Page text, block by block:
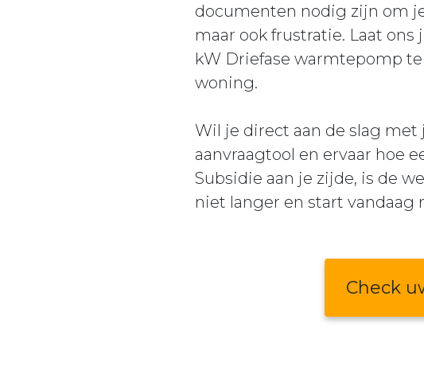
documenten nodig zijn om
maar ook frustratie. Laat
kW Driefase warmtepomp
woning.
Wil je direct aan de slag
aanvraagtool en ervaar hoe
Subsidie aan je zijde, is de
niet langer en start vandaag
Check